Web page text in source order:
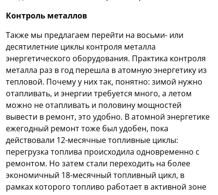
Контроль металлов
Также мы предлагаем перейти на восьми- или
десятилетние циклы контроля металла
энергетического оборудования. Практика контроля
металла раз в год перешла в атомную энергетику из
тепловой. Почему у них так, понятно: зимой нужно
отапливать, и энергии требуется много, а летом
можно не отапливать и половину мощностей
вывести в ремонт, это удобно. В атомной энергетике
ежегодный ремонт тоже был удобен, пока
действовали 12-месячные топливные циклы:
перегрузка топлива происходила одновременно с
ремонтом. Но затем стали переходить на более
экономичный 18-месячный топливный цикл, в
рамках которого топливо работает в активной зоне